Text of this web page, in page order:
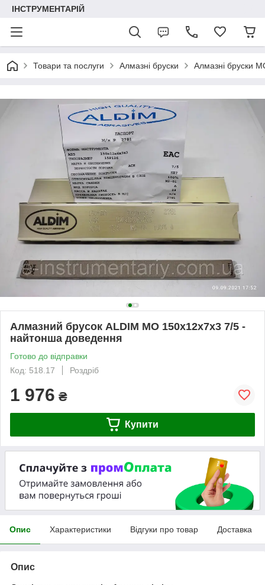
ІНСТРУМЕНТАРІЙ
Товари та послуги Алмазні бруски Алмазні бруски
Алмазний брусок ALDIM МО 150х12х7х3 7/5 -
найтонша доведення
Готово до відправки
Код: 518.17
Роздріб
1 976 ₴
Купити
Опис Характеристики Відгуки про товар Доставка
Опис